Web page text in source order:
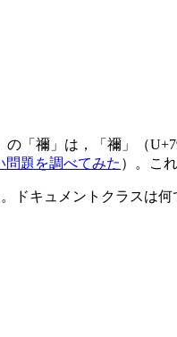
「禰󠄀」は，「禰」（
問題を調べてみた ）。こ
キュメントクラスは